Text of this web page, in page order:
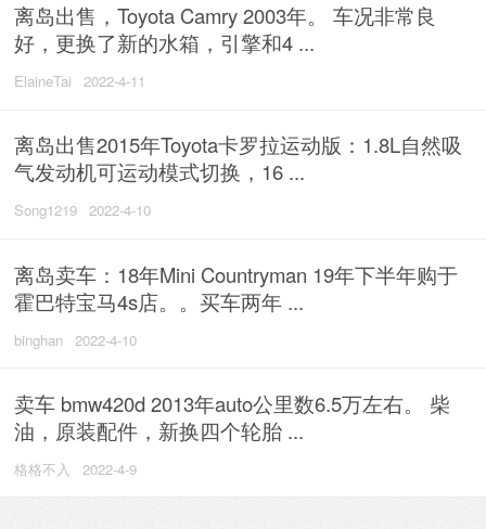
离岛出售，Toyota Camry 2003年。 车况非常良
好，更换了新的水箱，引擎和4 ...
ElaineTai 2022-4-11
离岛出售2015年Toyota卡罗拉运动版：1.8L自然吸
气发动机可运动模式切换，16 ...
Song1219 2022-4-10
离岛卖车：18年Mini Countryman 19年下半年购于
霍巴特宝马4s店。。买车两年 ...
binghan 2022-4-10
卖车 bmw420d 2013年auto公里数6.5万左右。 柴
油，原装配件，新换四个轮胎 ...
格格不入 2022-4-9